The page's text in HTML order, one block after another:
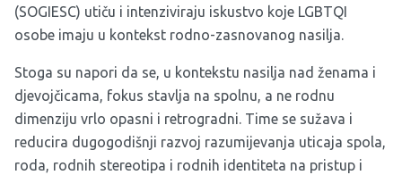
(SOGIESC) utiču i intenziviraju iskustvo koje LGBTQI
osobe imaju u kontekst rodno-zasnovanog nasilja.
Stoga su napori da se, u kontekstu nasilja nad ženama i
djevojčicama, fokus stavlja na spolnu, a ne rodnu
dimenziju vrlo opasni i retrogradni. Time se sužava i
reducira dugogodišnji razvoj razumijevanja uticaja spola,
roda, rodnih stereotipa i rodnih identiteta na pristup i